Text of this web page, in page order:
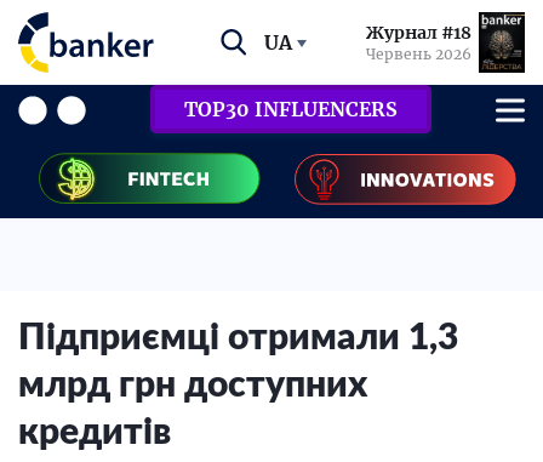
UA Журнал #18
Червень 2026
TOP30 INFLUENCERS
Підприємці отримали 1,3
млрд грн доступних
кредитів